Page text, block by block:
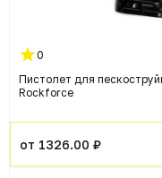
0
Пистолет для
Rockforce
от 1326.00 ₽